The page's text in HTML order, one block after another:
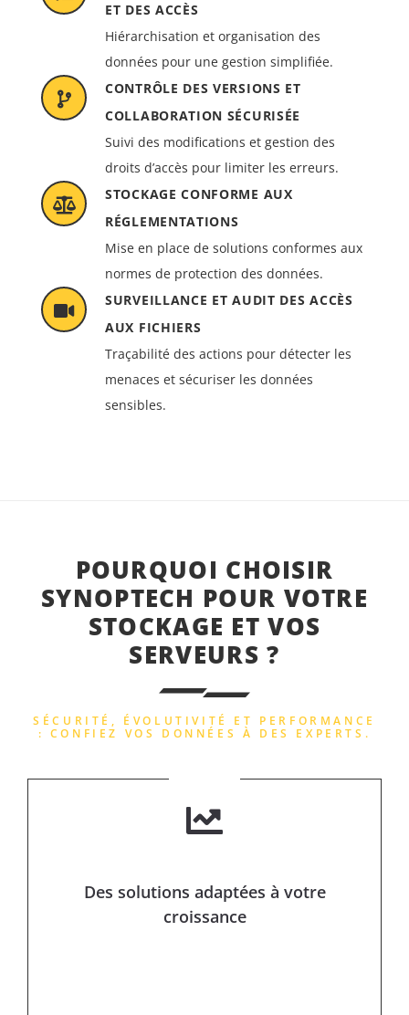
ET DES ACCÈS
Hiérarchisation et organisation des
données pour une gestion simplifiée.
CONTRÔLE DES VERSIONS ET
COLLABORATION SÉCURISÉE
Suivi des modifications et gestion des
droits d’accès pour limiter les erreurs.
STOCKAGE CONFORME AUX
RÉGLEMENTATIONS
Mise en place de solutions conformes aux
normes de protection des données.
SURVEILLANCE ET AUDIT DES ACCÈS
AUX FICHIERS
Traçabilité des actions pour détecter les
menaces et sécuriser les données
sensibles.
POURQUOI CHOISIR
SYNOPTECH POUR VOTRE
STOCKAGE ET VOS
SERVEURS ?
SÉCURITÉ, ÉVOLUTIVITÉ ET PERFORMANCE
: CONFIEZ VOS DONNÉES À DES EXPERTS.
Des solutions adaptées à votre
croissance